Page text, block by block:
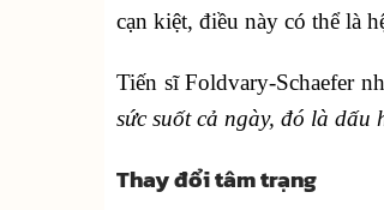
cạn kiệt, điều này có thể là
Tiến sĩ Foldvary-Schaefer
sức suốt cả ngày, đó là
Thay đổi tâm trạng